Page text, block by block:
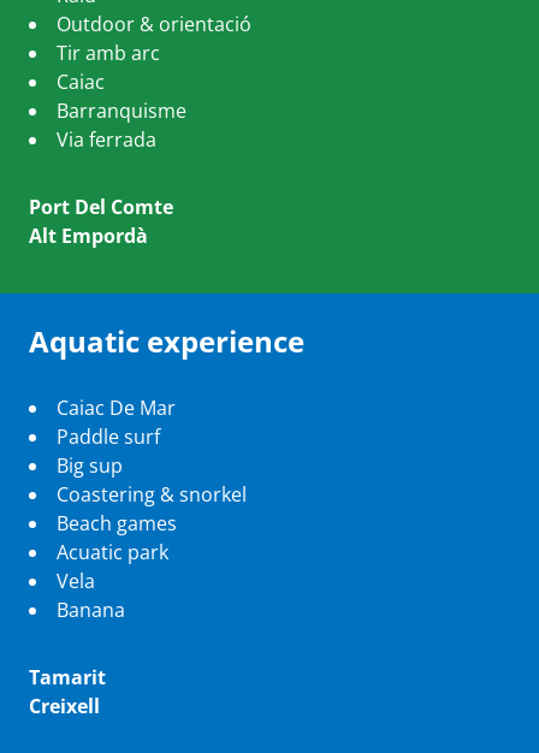
Outdoor & orientació
Tir amb arc
Caiac
Barranquisme
Via ferrada
Port Del Comte
Alt Empordà
Aquatic experience
Caiac De Mar
Paddle surf
Big sup
Coastering & snorkel
Beach games
Acuatic park
Vela
Banana
Tamarit
Creixell